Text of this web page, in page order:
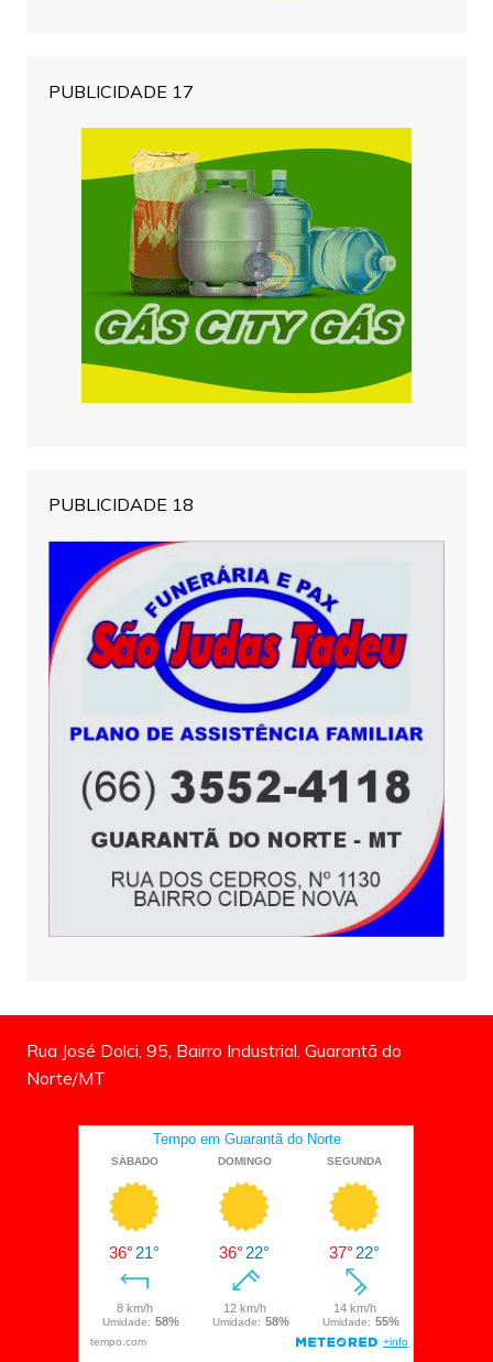
PUBLICIDADE 17
PUBLICIDADE 18
Rua José Dolci, 95, Bairro Industrial, Guarantã do
Norte/MT